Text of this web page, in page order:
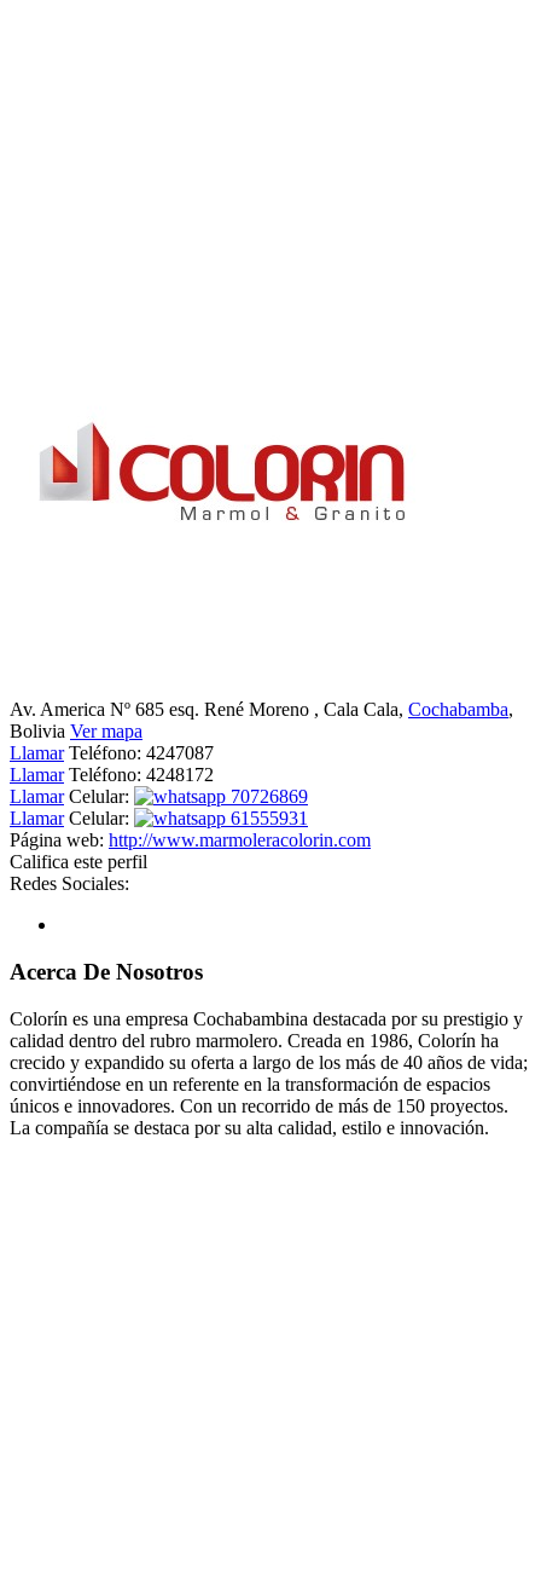
Av. America Nº 685 esq. René Moreno , Cala Cala, Cochabamba,
Bolivia Ver mapa
Llamar Teléfono: 4247087
Llamar Teléfono: 4248172
Llamar Celular:
70726869
Llamar Celular:
61555931
Página web: http://www.marmoleracolorin.com
Califica este perfil
Redes Sociales:
Acerca De Nosotros
Colorín es una empresa Cochabambina destacada por su prestigio y
calidad dentro del rubro marmolero. Creada en 1986, Colorín ha
crecido y expandido su oferta a largo de los más de 40 años de vida;
convirtiéndose en un referente en la transformación de espacios
únicos e innovadores. Con un recorrido de más de 150 proyectos.
La compañía se destaca por su alta calidad, estilo e innovación.